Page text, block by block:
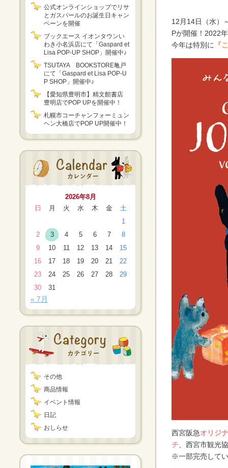
公式オンラインショップでリサ
とガスパールのお誕生日キャン
ペーンを開催
ブックエース イオンタウンい
わき小名浜店にて「Gaspard et
Lisa POP-UP SHOP」開催中♪
TSUTAYA BOOKSTORE亀戸
にて「Gaspard et Lisa POP-U
P SHOP」開催中♪
【愛知県豊明市】精文館書店
豊明店でPOP UPを開催中！
札幌市コーチャンフォーミュン
ヘン大橋店でPOP UP開催中！
2026年8月
日
月 火 水 木 金
土
1
2
3 4 5 6 7
8
9
10 11 12 13 14
15
16
17 18 19 20 21
22
23
24 25 26 27 28
29
30
31
« 7月
その他
商品情報
イベント情報
日記
おしらせ
12月14日（水）
Pが開催！2022
今年は特別に
『
西宮阪急オリジ
チ 、西宮市観光
※一部完売して